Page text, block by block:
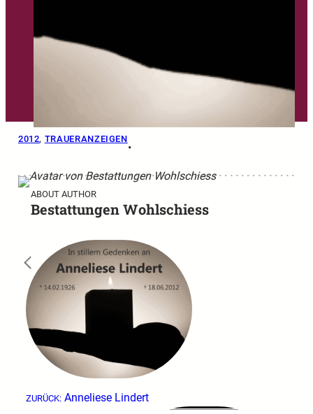
2012, TRAUERANZEIGEN
•
ABOUT AUTHOR
Bestattungen Wohlschiess
←
ZURÜCK: Anneliese Lindert